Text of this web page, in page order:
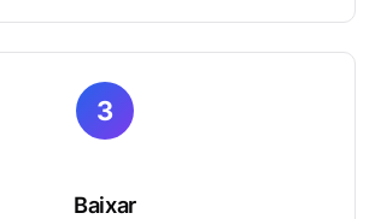
3
Baixar